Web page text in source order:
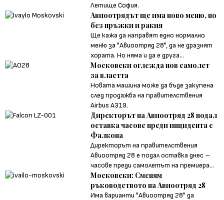
Летище София.
Авиоотрядът ще има ново меню, но
без пръжки и ракия
Ще кажа да направят едно нормално
меню за "Авиоотряд 28", да не дразнят
хората. Но няма и да е друга...
Московски оглежда нов самолет
за властта
Новата машина може да бъде закупена
след продажба на правителствения
Airbus А319.
Директорът на Авиоотряд 28 подал
оставка часове преди инцидента с
Фалкона
Директорът на правителствения
Авиоотряд 28 е подал оставка днес –
часове преди самолетът на премиера...
Московски: Сменям
ръководството на Авиоотряд 28
Има варианти "Авиоотряд 28" да